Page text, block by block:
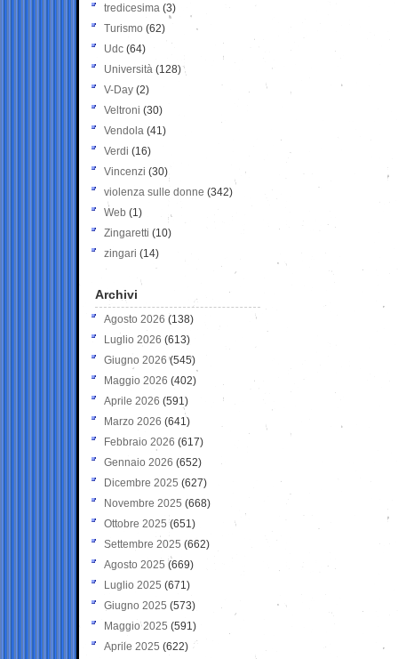
tredicesima (3)
Turismo (62)
Udc (64)
Università (128)
V-Day (2)
Veltroni (30)
Vendola (41)
Verdi (16)
Vincenzi (30)
violenza sulle donne (342)
Web (1)
Zingaretti (10)
zingari (14)
Archivi
Agosto 2026 (138)
Luglio 2026 (613)
Giugno 2026 (545)
Maggio 2026 (402)
Aprile 2026 (591)
Marzo 2026 (641)
Febbraio 2026 (617)
Gennaio 2026 (652)
Dicembre 2025 (627)
Novembre 2025 (668)
Ottobre 2025 (651)
Settembre 2025 (662)
Agosto 2025 (669)
Luglio 2025 (671)
Giugno 2025 (573)
Maggio 2025 (591)
Aprile 2025 (622)